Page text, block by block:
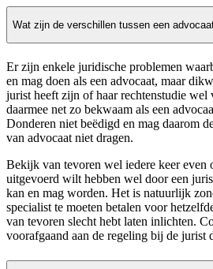
Wat zijn de verschillen tussen een
Er zijn enkele juridische problemen
en mag doen als een advocaat, maar
jurist heeft zijn of haar rechtenstudie wel
daarmee net zo bekwaam als een
Donderen niet beëdigd en mag daarom
van advocaat niet dragen.
Bekijk van tevoren wel iedere keer even
uitgevoerd wilt hebben wel door een
kan en mag worden. Het is natuurlijk
specialist te moeten betalen voor
van tevoren slecht hebt laten inlichten.
voorafgaand aan de regeling bij de jurist